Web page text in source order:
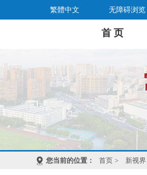
繁體中文 无障碍浏览
首 页
您当前的位置： 首页 > 新视界